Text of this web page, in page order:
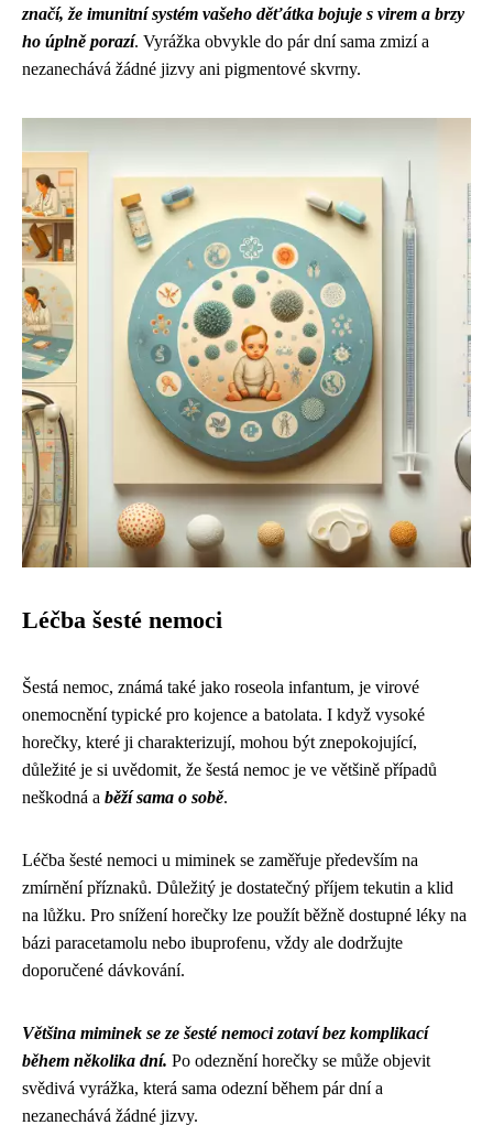
značí, že imunitní systém vašeho děťátka bojuje s virem a brzy
ho úplně porazí. Vyrážka obvykle do pár dní sama zmizí a
nezanechává žádné jizvy ani pigmentové skvrny.
Léčba šesté nemoci
Šestá nemoc, známá také jako roseola infantum, je virové
onemocnění typické pro kojence a batolata. I když vysoké
horečky, které ji charakterizují, mohou být znepokojující,
důležité je si uvědomit, že šestá nemoc je ve většině případů
neškodná a běží sama o sobě.
Léčba šesté nemoci u miminek se zaměřuje především na
zmírnění příznaků. Důležitý je dostatečný příjem tekutin a klid
na lůžku. Pro snížení horečky lze použít běžně dostupné léky na
bázi paracetamolu nebo ibuprofenu, vždy ale dodržujte
doporučené dávkování.
Většina miminek se ze šesté nemoci zotaví bez komplikací
během několika dní. Po odeznění horečky se může objevit
svědivá vyrážka, která sama odezní během pár dní a
nezanechává žádné jizvy.